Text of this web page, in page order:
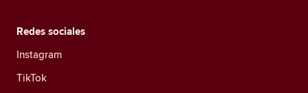
Redes sociales
Instagram
TikTok